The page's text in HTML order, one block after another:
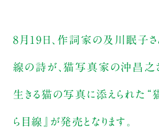
8月19日、作詞家の及川眠子さ
線の詩が、猫写真家の沖昌之
生きる猫の写真に添えられた
ら目線』が発売となります。